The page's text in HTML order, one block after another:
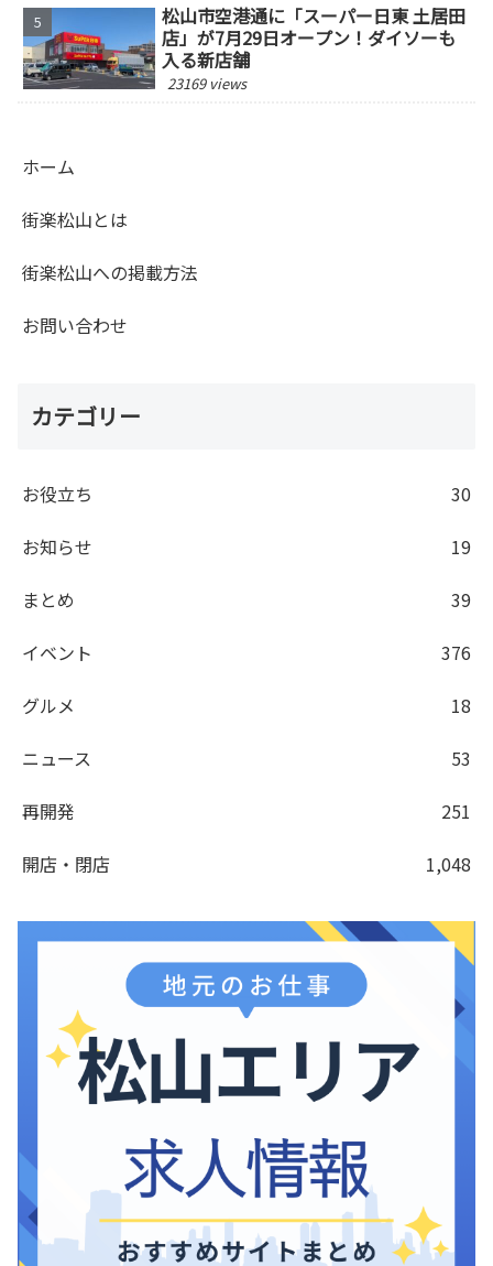
松山市空港通に「スーパー日東 土居田
店」が7月29日オープン！ダイソーも
入る新店舗
23169 views
ホーム
街楽松山とは
街楽松山への掲載方法
お問い合わせ
カテゴリー
お役立ち
30
お知らせ
19
まとめ
39
イベント
376
グルメ
18
ニュース
53
再開発
251
開店・閉店
1,048